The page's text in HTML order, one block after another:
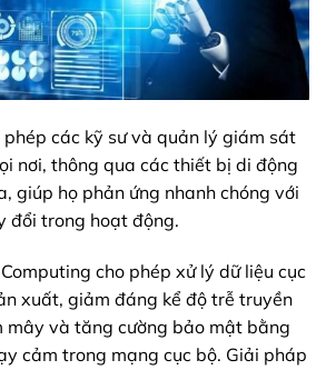
các kỹ sư và quản lý giám sát
nơi, thông qua các thiết bị di động
giúp họ phản ứng nhanh chóng với
đổi trong hoạt động.
cho phép xử lý dữ liệu cục
xuất, giảm đáng kể độ trễ truyền
mây và tăng cường bảo mật bằng
cảm trong mạng cục bộ. Giải pháp